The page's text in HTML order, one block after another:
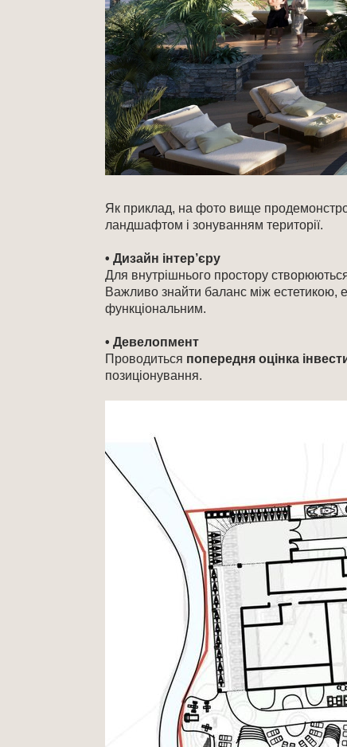
Як приклад, на фото вище
ландшафтом і зонуванням території.
• Дизайн інтер’єру
Для внутрішнього простору
Важливо знайти баланс між естетикою,
функціональним.
• Девелопмент
Проводиться попередня оцінка
позиціонування.